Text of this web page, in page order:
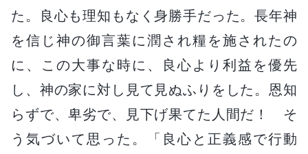
た。良心も理知もなく身勝手だった。長年神
を信じ神の御言葉に潤され糧を施されたの
に、この大事な時に、良心より利益を優先
し、神の家に対し見て見ぬふりをした。恩知
らずで、卑劣で、見下げ果てた人間だ！ そ
う気づいて思った。「良心と正義感で行動